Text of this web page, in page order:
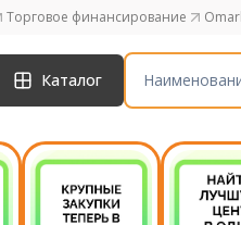
Торговое финансирование
Каталог